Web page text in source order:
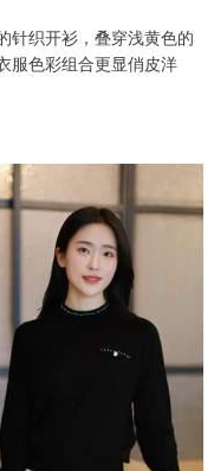
针织开衫，叠穿浅黄色的
服色彩组合更显俏皮洋